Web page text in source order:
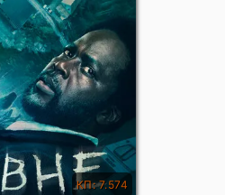
КП: 7.574